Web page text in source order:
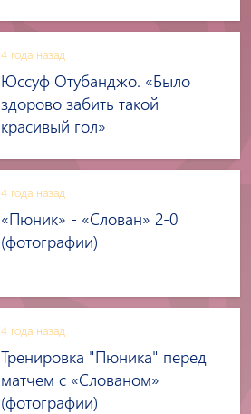
4 года назад
Юссуф Отубанджо. «Было
здорово забить такой
красивый гол»
4 года назад
«Пюник» - «Слован» 2-0
(фотографии)
4 года назад
Тренировка "Пюника" перед
матчем с «Слованом»
(фотографии)